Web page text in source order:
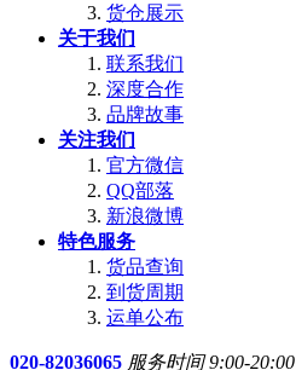
货仓展示
关于我们
联系我们
深度合作
品牌故事
关注我们
官方微信
QQ部落
新浪微博
特色服务
货品查询
到货周期
运单公布
020-82036065 服务时间 9:00-20:00